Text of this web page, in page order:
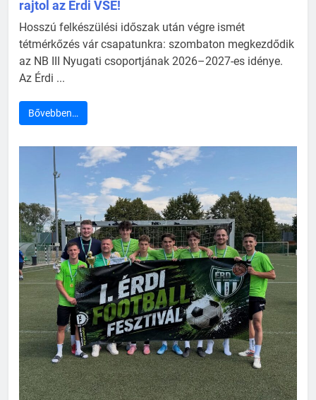
rajtol az Érdi VSE!
Hosszú felkészülési időszak után végre ismét
tétmérkőzés vár csapatunkra: szombaton megkezdődik
az NB III Nyugati csoportjának 2026–2027-es idénye.
Az Érdi ...
Bővebben…